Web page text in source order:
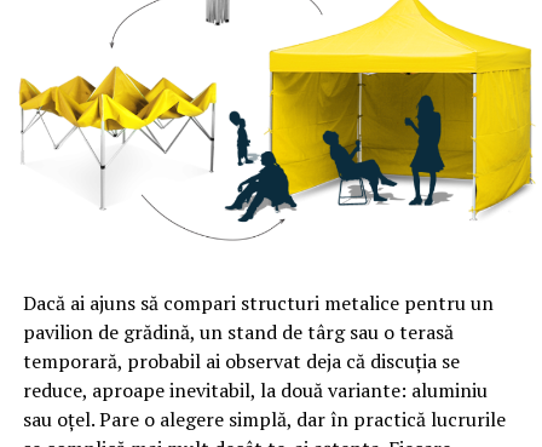
Dacă ai ajuns să compari structuri metalice pentru un
pavilion de grădină, un stand de târg sau o terasă
temporară, probabil ai observat deja că discuția se
reduce, aproape inevitabil, la două variante: aluminiu
sau oțel. Pare o alegere simplă, dar în practică lucrurile